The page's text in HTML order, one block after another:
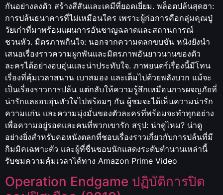
กันอย่างลงตัว สร้างสีสันและเคมีที่ยอดเยี่ยม. พล็อตปล้นสุดฮา:
การปล้นธนาคารที่ไม่เหมือนใคร เพราะผู้ก่อการคือกลุ่มคุณปู่
วัยเก๋าที่มาพร้อมแผนการอันชาญฉลาดและสถานการณ์
ชวนหัว. มิตรภาพกินใจ: นอกจากความตลกขบขัน หนังยังนำ
เสนอเรื่องราวความผูกพันและมิตรภาพอันยาวนานของตัว
ละครได้อย่างอบอุ่นและน่าประทับใจ. ภาพยนตร์เรื่องนี้มีโทน
เรื่องที่คุ้มเวลาสนาน เบาสมอง และเต็มไปด้วยพลังบวก แม้จะ
เป็นเรื่องราวการปล้น แต่กลับให้ความรู้สึกเหมือนการผจญภัยที่
น่ารักและอบอุ่นหัวใจไปพร้อมๆ กัน ผู้ชมจะได้เห็นความน่ารัก
ความแก่น และความมุ่งมั่นของตัวละครที่พร้อมจะทำทุกอย่าง
เพื่อความอยู่รอดและคนที่พวกเขารัก สรุป: น่าดูไหม? น่าดู
อย่างยิ่งสำหรับคอหนังตลกที่ชอบเรื่องราวเกี่ยวกับการปล้นที่มี
กิมมิคเฉพาะตัว และผู้ที่ชื่นชอบนักแสดงระดับตำนานเหล่านี้
รับชมความคุ้มเวลาได้ทาง Amazon Prime Video
Operation Endgame ปฏิบัติการปิด